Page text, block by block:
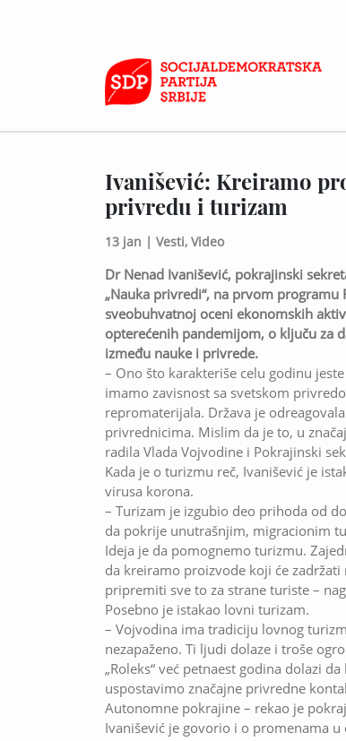
Ivanišević: Kreiramo
privredu i turizam
13 jan | Vesti, Video
Dr Nenad Ivanišević, pokrajinski
„Nauka privredi“, na prvom
sveobuhvatnoj oceni ekonomskih
opterećenih pandemijom, o ključu za
između nauke i privrede.
– Ono što karakteriše celu godinu
imamo zavisnost sa svetskom
repromaterijala. Država je
privrednicima. Mislim da je to, u
radila Vlada Vojvodine i Pokrajinski
Kada je o turizmu reč, Ivanišević je
virusa korona.
– Turizam je izgubio deo prihoda od
da pokrije unutrašnjim, migracionim
Ideja je da pomognemo turizmu.
da kreiramo proizvode koji će
pripremiti sve to za strane turiste –
Posebno je istakao lovni turizam.
– Vojvodina ima tradiciju lovnog
nezapaženo. Ti ljudi dolaze i troše
„Roleks“ već petnaest godina dolazi
uspostavimo značajne privredne
Autonomne pokrajine – rekao je
Ivanišević je govorio i o promenama